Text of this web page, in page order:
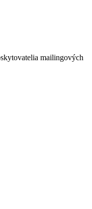
mailingových